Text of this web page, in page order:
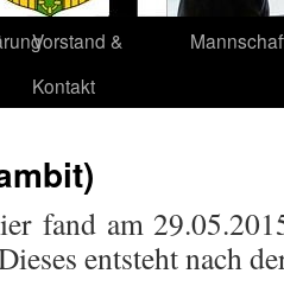
Vorstand &
Kontakt
fand am
entsteht nach